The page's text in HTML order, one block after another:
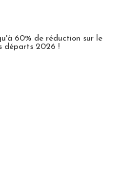
60% de réduction sur le
départs 2026 !